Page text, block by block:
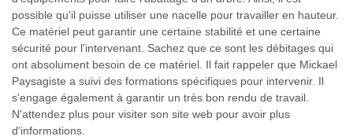
possible qu'il puisse utiliser une nacelle pour travailler en hauteur.
Ce matériel peut garantir une certaine stabilité et une certaine
sécurité pour l'intervenant. Sachez que ce sont les débitages qui
ont absolument besoin de ce matériel. Il fait rappeler que Mickael
Paysagiste a suivi des formations spécifiques pour intervenir. Il
s'engage également à garantir un très bon rendu de travail.
N'attendez plus pour visiter son site web pour avoir plus
d'informations.